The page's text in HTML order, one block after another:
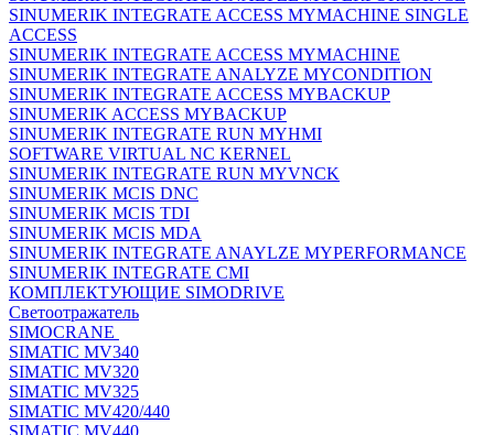
SINUMERIK INTEGRATE ACCESS MYMACHINE SINGLE
ACCESS
SINUMERIK INTEGRATE ACCESS MYMACHINE
SINUMERIK INTEGRATE ANALYZE MYCONDITION
SINUMERIK INTEGRATE ACCESS MYBACKUP
SINUMERIK ACCESS MYBACKUP
SINUMERIK INTEGRATE RUN MYHMI
SOFTWARE VIRTUAL NC KERNEL
SINUMERIK INTEGRATE RUN MYVNCK
SINUMERIK MCIS DNC
SINUMERIK MCIS TDI
SINUMERIK MCIS MDA
SINUMERIK INTEGRATE ANAYLZE MYPERFORMANCE
SINUMERIK INTEGRATE CMI
КОМПЛЕКТУЮЩИЕ SIMODRIVE
Светоотражатель
SIMOCRANE
SIMATIC MV340
SIMATIC MV320
SIMATIC MV325
SIMATIC MV420/440
SIMATIC MV440